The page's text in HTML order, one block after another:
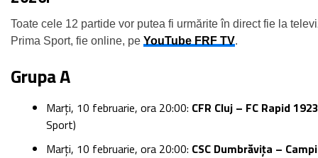
Toate cele 12 partide vor putea fi urmărite în direct fie la
Prima Sport, fie online, pe YouTube FRF TV.
Grupa A
Marți, 10 februarie, ora 20:00: CFR Cluj – FC Rapid 1923
Sport)
Marți, 10 februarie, ora 20:00: CSC Dumbrăvița –